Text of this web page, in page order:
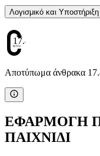
Λογισμικό και Υποστήριξη
17.43
Αποτύπωμα άνθρακα
ΕΦΑΡΜΟΓΗ
ΠΑΙΧΝΙΔΙ